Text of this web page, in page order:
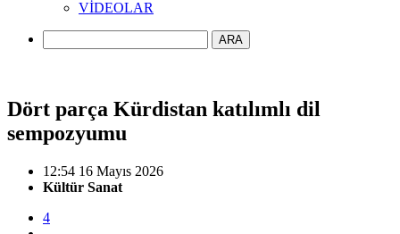
VİDEOLAR
ARA
Dört parça Kürdistan katılımlı dil
sempozyumu
12:54 16 Mayıs 2026
Kültür Sanat
4